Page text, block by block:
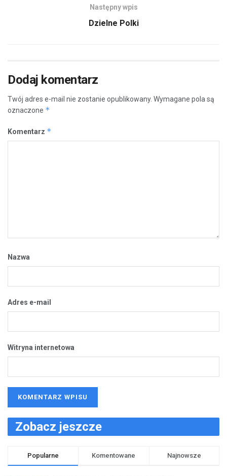
Następny wpis
Dzielne Polki
Dodaj komentarz
Twój adres e-mail nie zostanie opublikowany. Wymagane pola są
oznaczone *
Komentarz *
Nazwa
Adres e-mail
Witryna internetowa
Zobacz jeszcze
Popularne Komentowane Najnowsze